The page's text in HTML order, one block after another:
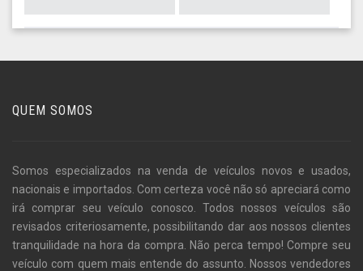
QUEM SOMOS
Somos especializados na venda de veículos novos e usados,
nacionais e importados. Com certeza você não só apreciará como
irá comprar seu veículo conosco. Todos nossos veículos são
revisados criteriosamente, possibilitando dar aos nossos clientes
tranquilidade na hora da compra. Não perca tempo! Compre seu
veículo com quem mais entende do assunto. Nossos vendedores